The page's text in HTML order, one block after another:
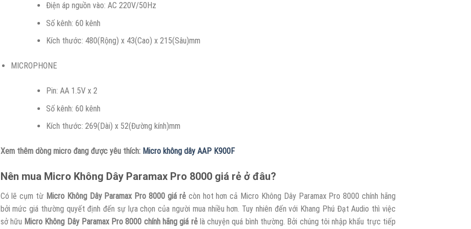
Điện áp nguồn vào: AC 220V/50Hz
Số kênh: 60 kênh
Kích thước: 480(Rộng) x 43(Cao) x 215(Sâu)mm
MICROPHONE
Pin: AA 1.5V x 2
Số kênh: 60 kênh
Kích thước: 269(Dài) x 52(Đường kính)mm
Xem thêm dòng micro đang được yêu thích: Micro không dây AAP K900F
Nên mua Micro Không Dây Paramax Pro 8000 giá rẻ ở đâu?
Có lẽ cụm từ Micro Không Dây Paramax Pro 8000 giá rẻcòn hot hơn cả Micro Không Dây Paramax Pro 8000 chính hãng
bởi mức giá thường quyết định đến sự lựa chọn của người mua nhiều hơn. Tuy nhiên đến với Khang Phú Đạt Audio thì việc
sở hữu Micro Không Dây Paramax Pro 8000 chính hãng giá rẻlà chuyện quá bình thường. Bởi chúng tôi nhập khẩu trực tiếp